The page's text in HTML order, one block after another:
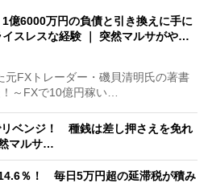
1億6000万円の負債と引き換えに手に
イスレスな経験 ｜ 突然マルサがや…
FXトレーダー・磯貝清明氏の著書
～FXで10億円稼い…
リベンジ！ 種銭は差し押さえを免れ
マルサ…
14.6％！ 毎日5万円超の延滞税が積み